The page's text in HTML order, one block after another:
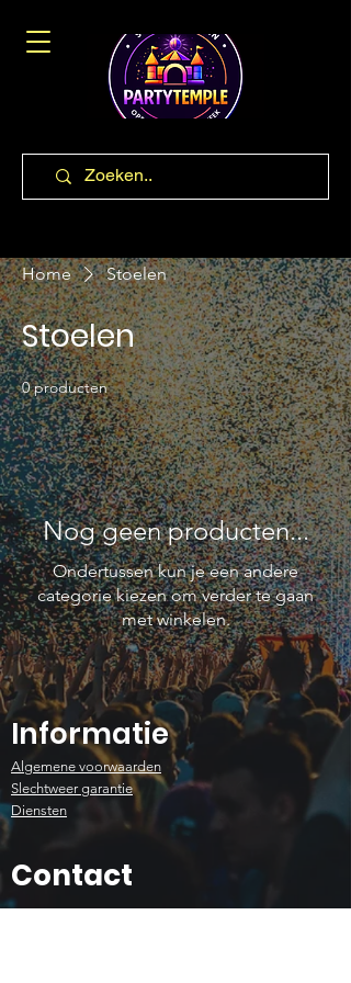
Home Stoelen
Stoelen
0 producten
Nog geen producten...
Ondertussen kun je een andere
categorie kiezen om verder te gaan
met winkelen.
Informatie
Algemene voorwaarden
Slechtweer garantie
Diensten
Contact